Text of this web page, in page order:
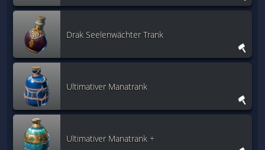
Drak Seelenwächter Trank
Ultimativer Manatrank
Ultimativer Manatrank +